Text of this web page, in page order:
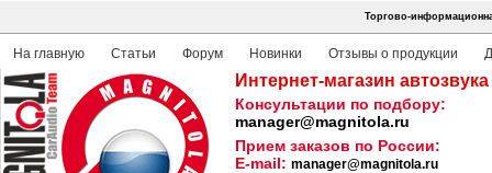
Торгово-
На главную Статьи Форум Новинки Отзывы о продукции
Интернет-магазин
Консультации по подбору:
manager@magnitola.ru
Прием заказов по России:
E-mail: manager@magnitola.ru